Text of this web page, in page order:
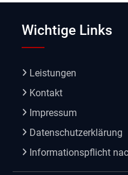
Wichtige Links
Leistungen
Kontakt
Impressum
Datenschutzerklärung
Informationspflicht